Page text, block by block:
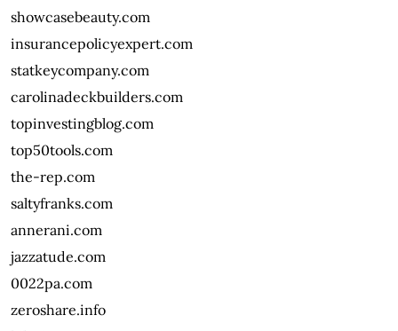
showcasebeauty.com
insurancepolicyexpert.com
statkeycompany.com
carolinadeckbuilders.com
topinvestingblog.com
top50tools.com
the-rep.com
saltyfranks.com
annerani.com
jazzatude.com
0022pa.com
zeroshare.info